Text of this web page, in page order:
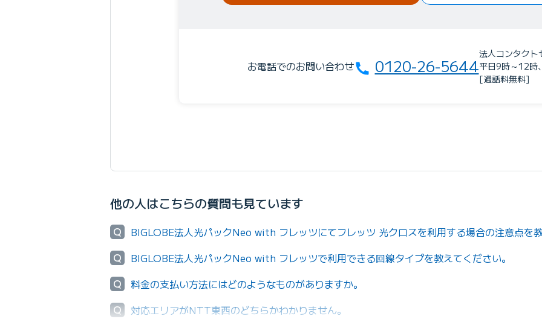
お電話でのお問い合わせ 0120-26-5644
法人コンタクト
平日9時～12時
[通話料無料]
他の人はこちらの質問も見ています
Q
BIGLOBE法人光パックNeo with フレッツにてフレッツ 光クロスを利用する場合の注意点を
Q
BIGLOBE法人光パックNeo with フレッツで利用できる回線タイプを教えてください。
Q
料金の支払い方法にはどのようなものがありますか。
Q
対応エリアがNTT東西のどちらかわかりません。